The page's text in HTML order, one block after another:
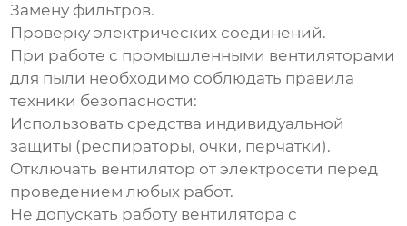
Замену фильтров.
Проверку электрических соединений.
При работе с промышленными вентиляторами
для пыли необходимо соблюдать правила
техники безопасности:
Использовать средства индивидуальной
защиты (респираторы, очки, перчатки).
Отключать вентилятор от электросети перед
проведением любых работ.
Не допускать работу вентилятора с